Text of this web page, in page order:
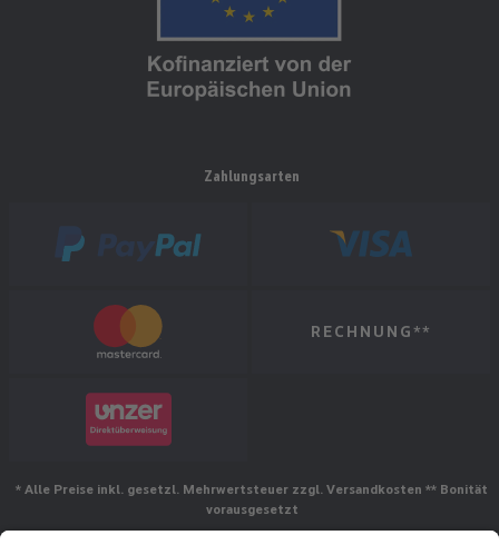
Zahlungsarten
RECHNUNG**
* Alle Preise inkl. gesetzl. Mehrwertsteuer zzgl. Versandkosten ** Bonität
vorausgesetzt